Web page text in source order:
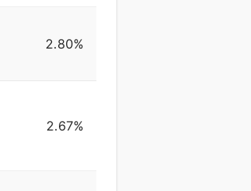
2.80%
2.67%